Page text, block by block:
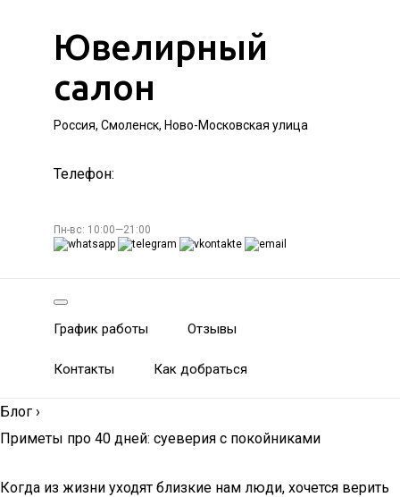
Ювелирный
салон
Россия, Смоленск, Ново-Московская улица
Телефон:
Пн-вс: 10:00—21:00
График работы Отзывы
Контакты Как добраться
Блог ›
Приметы про 40 дней: суеверия с покойниками
Когда из жизни уходят близкие нам люди, хочется верить